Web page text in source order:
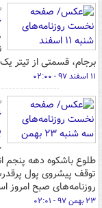
برجام، قسمتی از تیتر
۱۱ اسفند ۹۷ - ۰۲:۰۰
طلوع باشکوه دهه پنجم
توقف پیشروی پول
روزنامه‌های صبح امروز
۲۳ بهمن ۹۷ - ۰۲:۰۱